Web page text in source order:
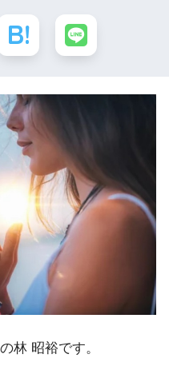
林 昭裕です。